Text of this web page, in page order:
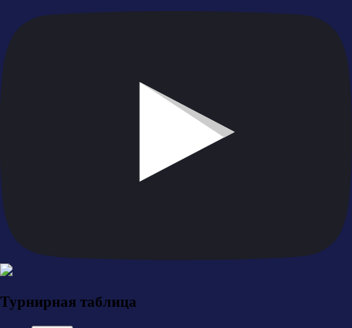
Турнирная таблица